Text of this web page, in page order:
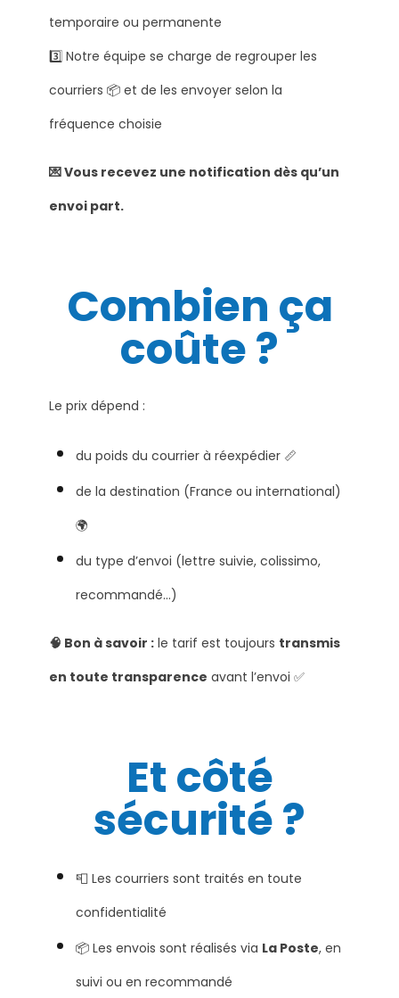
temporaire ou permanente
3️⃣ Notre équipe se charge de regrouper les
courriers 📦 et de les envoyer selon la
fréquence choisie
💌 Vous recevez une notification dès qu’un
envoi part.
Combien ça
coûte ?
Le prix dépend :
du poids du courrier à réexpédier 📏
de la destination (France ou international)
🌍
du type d’envoi (lettre suivie, colissimo,
recommandé…)
🧠 Bon à savoir : le tarif est toujours transmis
en toute transparence avant l’envoi ✅
Et côté
sécurité ?
📮 Les courriers sont traités en toute
confidentialité
📦 Les envois sont réalisés via La Poste, en
suivi ou en recommandé